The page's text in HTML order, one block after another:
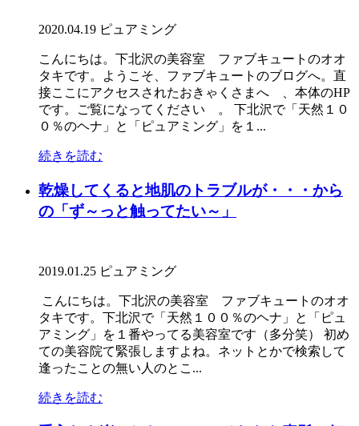
2020.04.19 ピュアミング
こんにちは。下北沢の美容室 ファブキュートのオオ
タキです。ようこそ、ファブキュートのブログへ。直
接ここにアクセスされたおきゃくさまへ 、本体のHP
です。ご覧になってください 。 下北沢で「天然１０
０％のヘナ」と「ピュアミング」を１...
続きを読む
乾燥してくると地肌のトラブルが・・・から
の「ず～っと触ってたい～」
2019.01.25 ピュアミング
こんにちは。下北沢の美容室 ファブキュートのオオ
タキです。下北沢で「天然１００％のヘナ」と「ピュ
アミング」を１番やってる美容室です（多分笑） 初め
ての美容院て緊張しますよね。ネットとかで検索して
逢ったことの無い人のとこ...
続きを読む